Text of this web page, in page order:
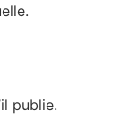
publie.